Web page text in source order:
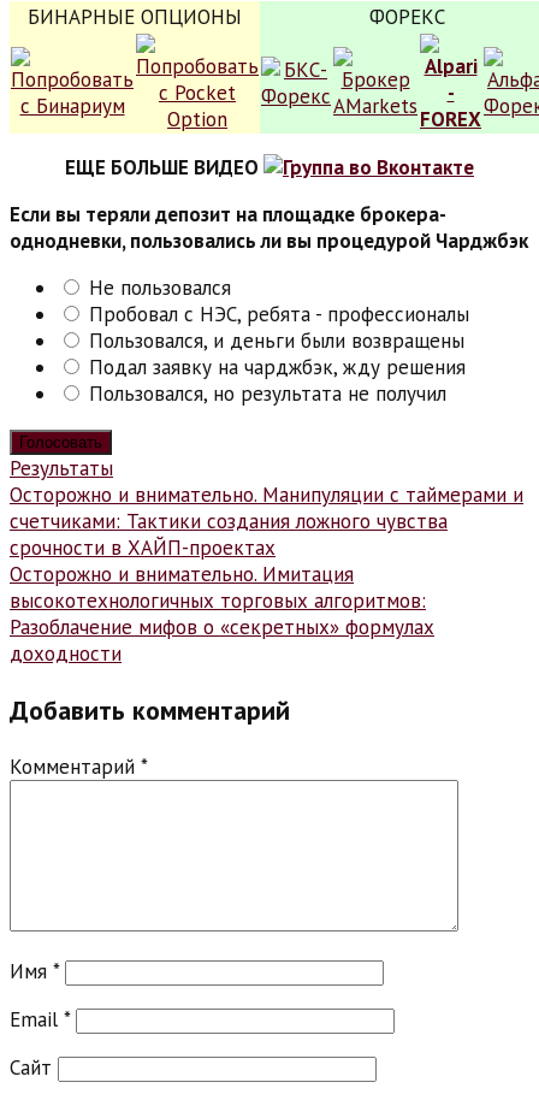
БИНАРНЫЕ ОПЦИОНЫ
ФОРЕКС
ЕЩЕ БОЛЬШЕ ВИДЕО
Если вы теряли депозит на площадке брокера-
однодневки, пользовались ли вы процедурой Чарджбэк
Не пользовался
Пробовал с НЭС, ребята - профессионалы
Пользовался, и деньги были возвращены
Подал заявку на чарджбэк, жду решения
Пользовался, но результата не получил
Результаты
Навигация
по
записям
Осторожно и внимательно. Манипуляции с таймерами и
счетчиками: Тактики создания ложного чувства
срочности в ХАЙП-проектах
Осторожно и внимательно. Имитация
высокотехнологичных торговых алгоритмов:
Разоблачение мифов о «секретных» формулах
доходности
Добавить комментарий
Комментарий *
Имя *
Email *
Сайт